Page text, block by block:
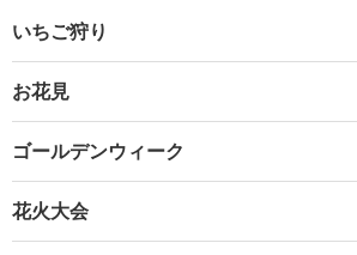
いちご狩り
お花見
ゴールデンウィーク
花火大会